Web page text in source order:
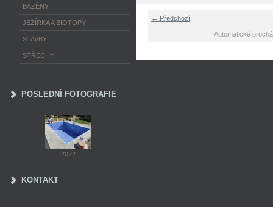
← Předchozí
Automatické
BAZÉNY
JEZÍRKA A BIOTOPY
STAVBY
STŘECHY
POSLEDNÍ FOTOGRAFIE
2022
KONTAKT